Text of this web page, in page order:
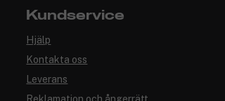
Kundservice
Hjälp
Kontakta oss
Leverans